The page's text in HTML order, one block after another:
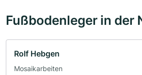
Fußbodenleger in der
Rolf Hebgen
Mosaikarbeiten